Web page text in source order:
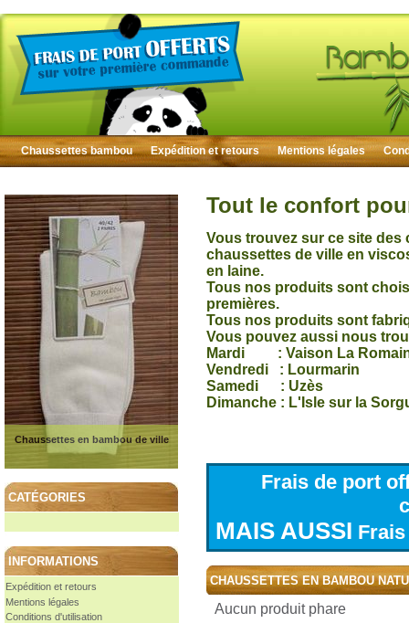
Chaussettes bambou Expédition et retours Mentions légales
Chaussettes en bambou de ville
CATÉGORIES
INFORMATIONS
Expédition et retours
Mentions légales
Conditions d'utilisation
Tout le confort
Vous trouvez sur ce site
chaussettes de ville en
en laine.
Tous nos produits sont
premières.
Tous nos produits sont
Vous pouvez aussi nous
Mardi : Vaison La
Vendredi : Lourmarin
Samedi : Uzès
Dimanche : L'Isle sur la
Frais de port
MAIS AUSSI
CHAUSSETTES EN BAMBOU
Aucun produit phare